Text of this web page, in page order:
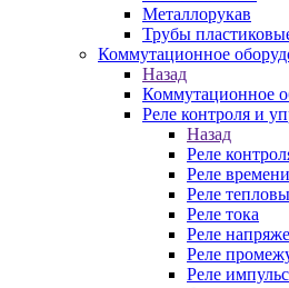
Металлорукав
Трубы
Коммутационное
Назад
Коммутационное
Реле контроля и
Назад
Реле
Реле времени
Реле
Реле тока
Реле
Реле
Реле